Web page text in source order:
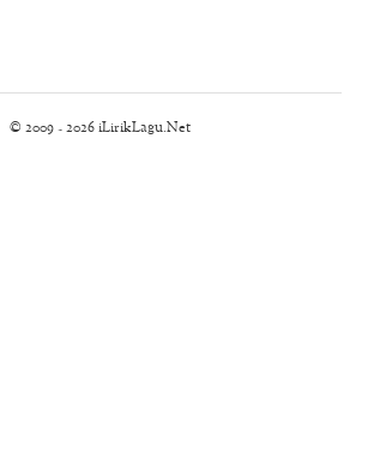
© 2009 - 2026 iLirikLagu.Net